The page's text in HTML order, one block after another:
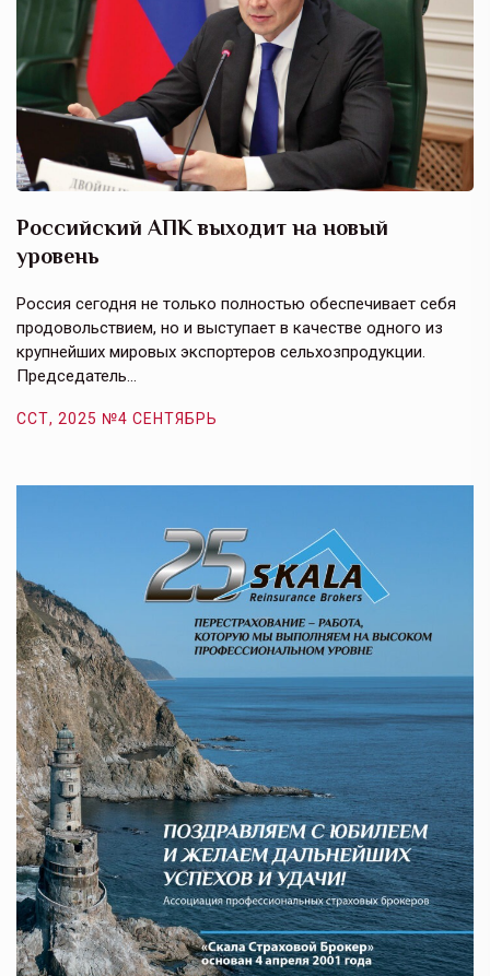
Российский АПК выходит на новый
уровень
Россия сегодня не только полностью обеспечивает себя
продовольствием, но и выступает в качестве одного из
крупнейших мировых экспортеров сельхозпродукции.
Председатель…
ССТ, 2025 №4 СЕНТЯБРЬ